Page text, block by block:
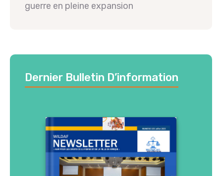
guerre en pleine expansion
Dernier Bulletin D’information